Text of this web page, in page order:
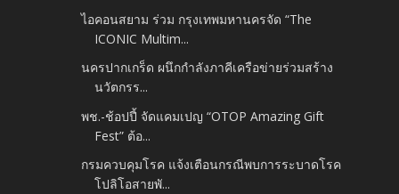
ไอคอนสยาม ร่วม กรุงเทพมหานครจัด “The
ICONIC Multim...
นครปากเกร็ด ผนึกกำลังภาคีเครือข่ายร่วมสร้าง
นวัตกรร...
พช.-ช้อปปี้ จัดแคมเปญ “OTOP Amazing Gift
Fest” ต้อ...
กรมควบคุมโรค แจ้งเตือนกรณีพบการระบาดโรค
โปลิโอสายพั...